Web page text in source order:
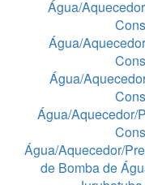
Água/
Água/
Água/
Água/Aquecedor/
Água/Aquecedor/
de Bomba de